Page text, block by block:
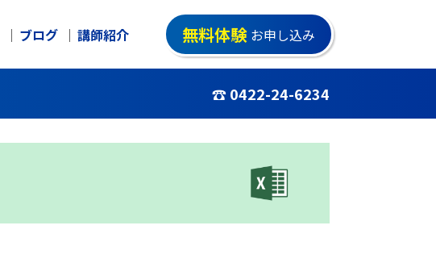
ブログ 講師紹介 無料体験 お申し込み
☎ 0422-24-6234